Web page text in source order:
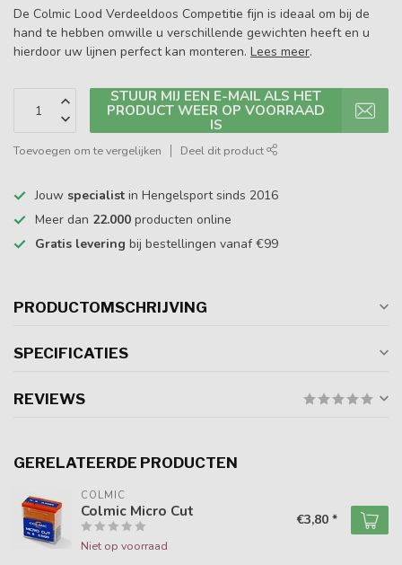
De Colmic Lood Verdeeldoos Competitie fijn is ideaal om bij de
hand te hebben omwille u verschillende gewichten heeft en u
hierdoor uw lijnen perfect kan monteren. Lees meer.
STUUR MIJ EEN E-MAIL ALS HET
PRODUCT WEER OP VOORRAAD
IS
Toevoegen om te vergelijken Deel dit product
Jouw specialist in Hengelsport sinds 2016
Meer dan 22.000 producten online
Gratis levering bij bestellingen vanaf €99
PRODUCTOMSCHRIJVING
SPECIFICATIES
REVIEWS
GERELATEERDE PRODUCTEN
COLMIC
Colmic Micro Cut
Niet op voorraad
€3,80 *